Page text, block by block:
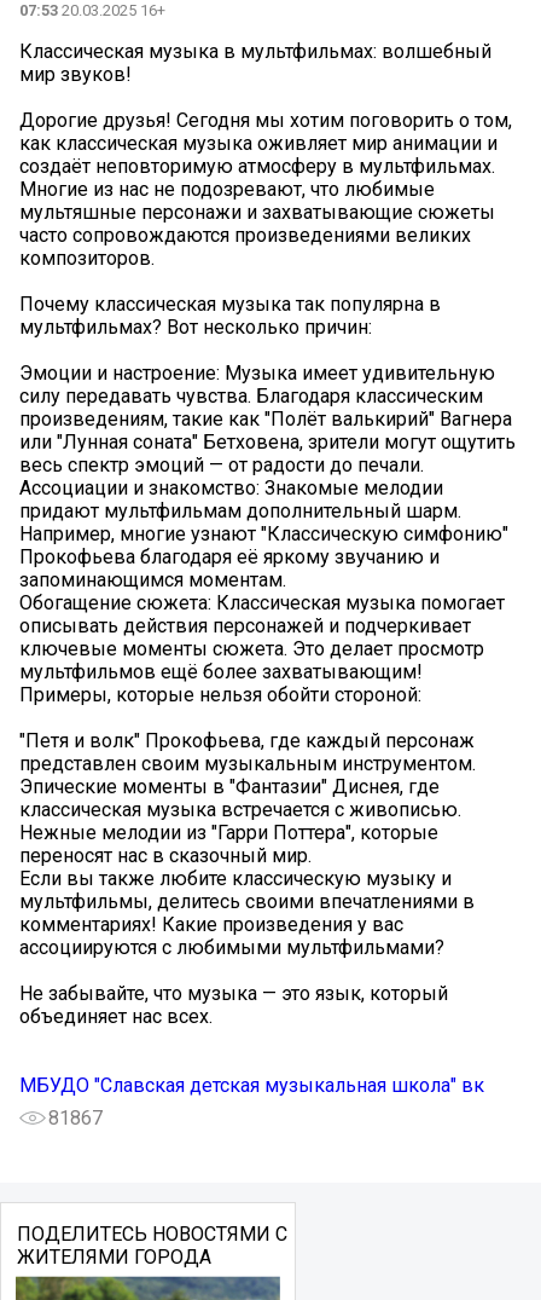
07:53 20.03.2025 16+
Классическая музыка в мультфильмах: волшебный
мир звуков!
Дорогие друзья! Сегодня мы хотим поговорить о том,
как классическая музыка оживляет мир анимации и
создаёт неповторимую атмосферу в мультфильмах.
Многие из нас не подозревают, что любимые
мультяшные персонажи и захватывающие сюжеты
часто сопровождаются произведениями великих
композиторов.
Почему классическая музыка так популярна в
мультфильмах? Вот несколько причин:
Эмоции и настроение: Музыка имеет удивительную
силу передавать чувства. Благодаря классическим
произведениям, такие как "Полёт валькирий" Вагнера
или "Лунная соната" Бетховена, зрители могут ощутить
весь спектр эмоций — от радости до печали.
Ассоциации и знакомство: Знакомые мелодии
придают мультфильмам дополнительный шарм.
Например, многие узнают "Классическую симфонию"
Прокофьева благодаря её яркому звучанию и
запоминающимся моментам.
Обогащение сюжета: Классическая музыка помогает
описывать действия персонажей и подчеркивает
ключевые моменты сюжета. Это делает просмотр
мультфильмов ещё более захватывающим!
Примеры, которые нельзя обойти стороной:
"Петя и волк" Прокофьева, где каждый персонаж
представлен своим музыкальным инструментом.
Эпические моменты в "Фантазии" Диснея, где
классическая музыка встречается с живописью.
Нежные мелодии из "Гарри Поттера", которые
переносят нас в сказочный мир.
Если вы также любите классическую музыку и
мультфильмы, делитесь своими впечатлениями в
комментариях! Какие произведения у вас
ассоциируются с любимыми мультфильмами?
Не забывайте, что музыка — это язык, который
объединяет нас всех.
МБУДО "Славская детская музыкальная школа" вк
81867
ПОДЕЛИТЕСЬ НОВОСТЯМИ С
ЖИТЕЛЯМИ ГОРОДА